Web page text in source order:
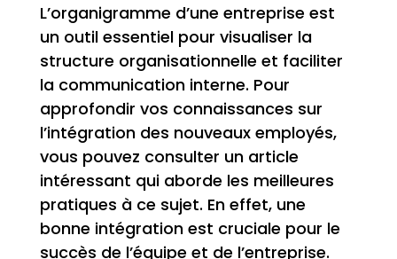
L’organigramme d’une entreprise est
un outil essentiel pour visualiser la
structure organisationnelle et faciliter
la communication interne. Pour
approfondir vos connaissances sur
l’intégration des nouveaux employés,
vous pouvez consulter un article
intéressant qui aborde les meilleures
pratiques à ce sujet. En effet, une
bonne intégration est cruciale pour le
succès de l’équipe et de l’entreprise.